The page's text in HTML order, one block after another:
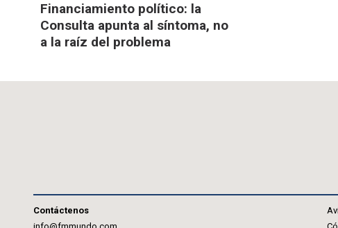
Financiamiento político: la
Consulta apunta al síntoma, no
a la raíz del problema
Contáctenos